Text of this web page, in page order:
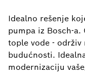
Idealno rešenje
pumpa iz Bosch-
tople vode - održiv
budućnosti.
modernizaciju